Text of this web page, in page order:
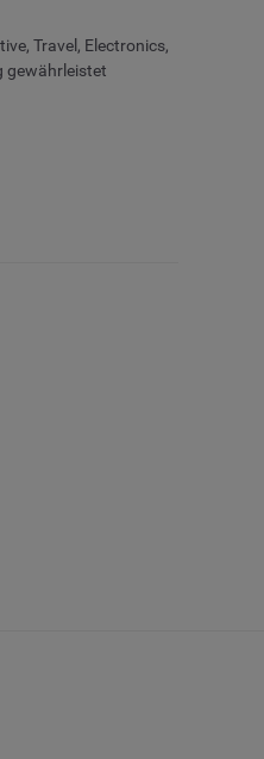
Travel, Electronics,
gewährleistet